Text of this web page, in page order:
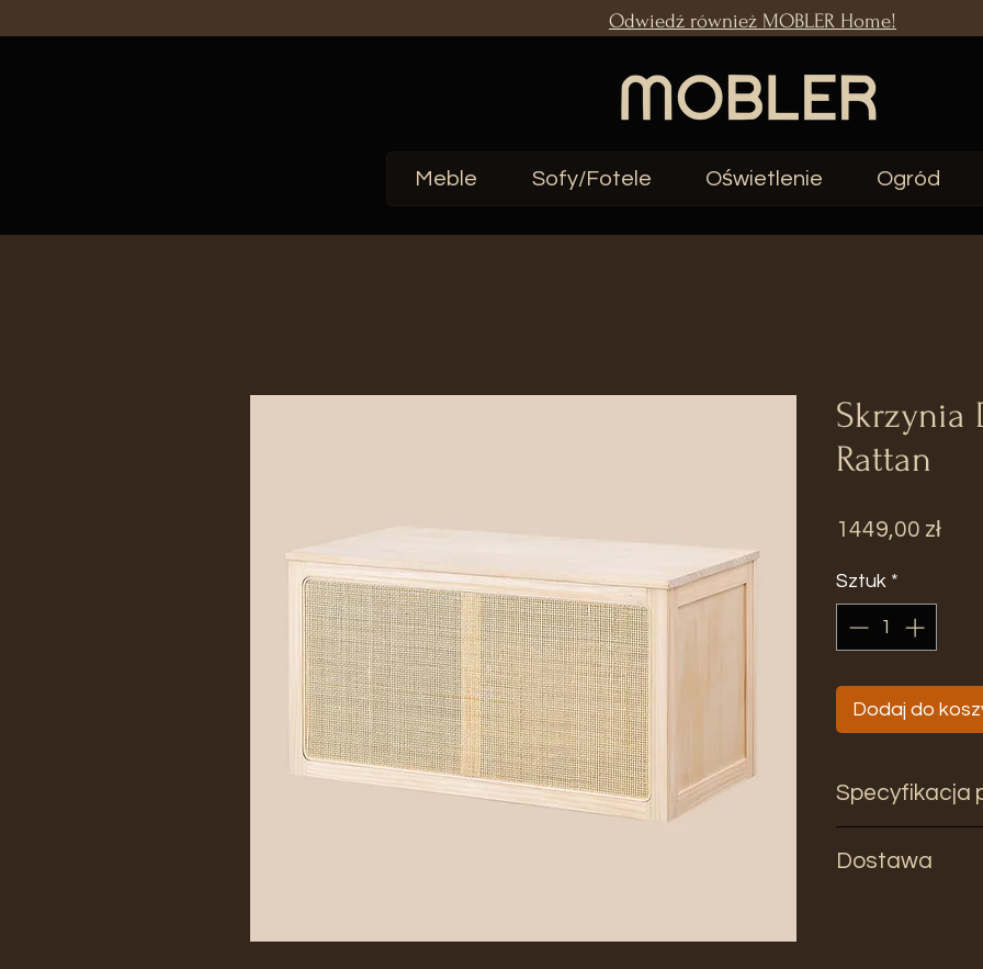
Odwiedź również MOBLER Home!
Meble Sofy/Fotele Oświetlenie Ogród
Skrzynia
Rattan
1449,00 zł
Sztuk *
Dodaj do
Specyfikacja
Wysokość: 43cm
Dostawa